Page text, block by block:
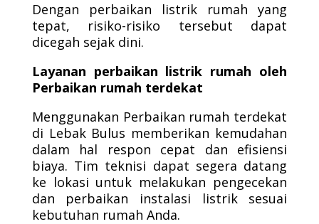
Dengan perbaikan listrik rumah yang
tepat, risiko-risiko tersebut dapat
dicegah sejak dini.
Layanan perbaikan listrik rumah oleh
Perbaikan rumah terdekat
Menggunakan Perbaikan rumah terdekat
di Lebak Bulus memberikan kemudahan
dalam hal respon cepat dan efisiensi
biaya. Tim teknisi dapat segera datang
ke lokasi untuk melakukan pengecekan
dan perbaikan instalasi listrik sesuai
kebutuhan rumah Anda.